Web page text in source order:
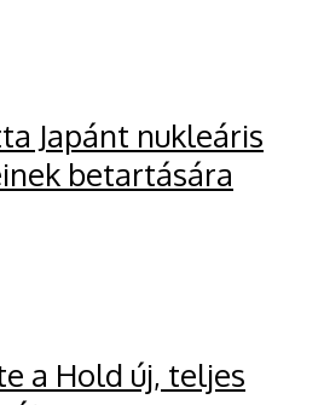
Japánt nukleáris
betartására
a Hold új, teljes